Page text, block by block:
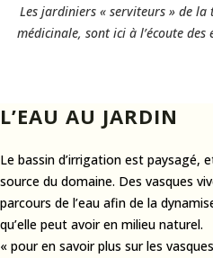
Les jardiniers « serviteurs » de
médicinale, sont ici à l’écoute
L’EAU AU JARDIN
Le bassin d’irrigation est paysagé,
source du domaine. Des vasques
parcours de l’eau afin de la
qu’elle peut avoir en milieu naturel.
« pour en savoir plus sur les